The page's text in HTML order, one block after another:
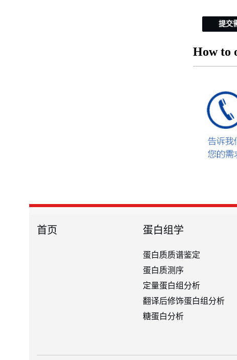
提交
How to
首页 蛋白组学
蛋白质质谱鉴定
蛋白质测序
定量蛋白组分析
翻译后修饰蛋白组分析
糖蛋白分析